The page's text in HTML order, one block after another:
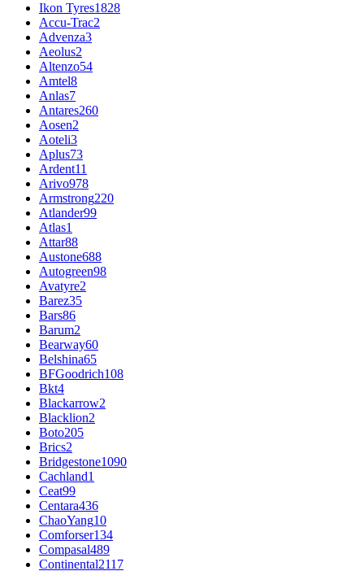
Ikon Tyres1828
Accu-Trac2
Advenza3
Aeolus2
Altenzo54
Amtel8
Anlas7
Antares260
Aosen2
Aoteli3
Aplus73
Ardent11
Arivo978
Armstrong220
Atlander99
Atlas1
Attar88
Austone688
Autogreen98
Avatyre2
Barez35
Bars86
Barum2
Bearway60
Belshina65
BFGoodrich108
Bkt4
Blackarrow2
Blacklion2
Boto205
Brics2
Bridgestone1090
Cachland1
Ceat99
Centara436
ChaoYang10
Comforser134
Compasal489
Continental2117